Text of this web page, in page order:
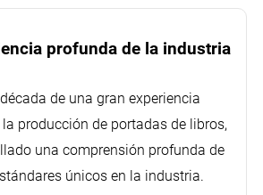
profunda de la industria
de una gran experiencia
producción de portadas de libros,
una comprensión profunda de
únicos en la industria.